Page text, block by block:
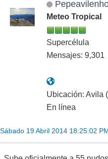
Meteo Tropical
Supercélula
Mensajes: 9,301
Ubicación: Avila
En línea
Sábado 19 Abril 2014 18:25:02